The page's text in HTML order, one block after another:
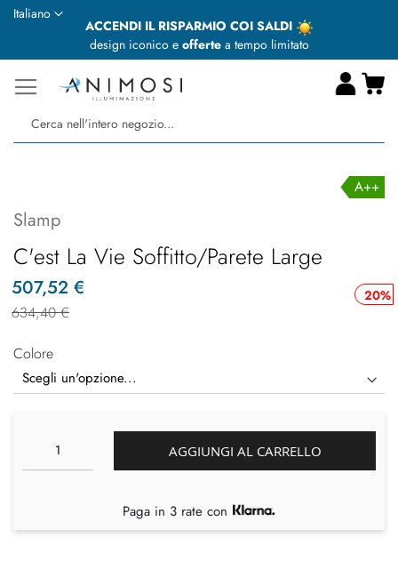
ACCENDI IL RISPARMIO COI SALDI
design iconico e offertea tempo limitato
Lingua
Italiano
A++
Slamp
C'est La Vie Soffitto/Parete Large
20%
507,52 €
634,40 €
Colore
AGGIUNGI AL CARRELLO
Paga in 3 rate con